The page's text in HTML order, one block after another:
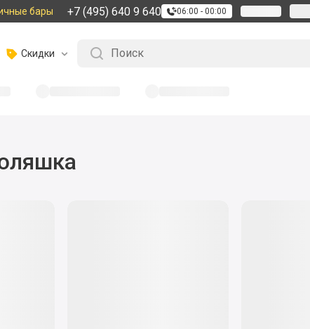
бары +7 (495) 640 9 640 06:00 - 00:00
Скидки